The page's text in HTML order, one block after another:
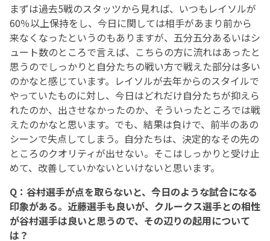
まずは過去5戦のスタッツから見れば、いつもレイソルが
60％以上保持をし、今日に関しては相手があまり前から
来なくなったというのもありますが、五分五分あるいはシ
ュート数のところで言えば、こちらの方に流れはあったと
思うのでしっかりと自分たちの戦い方で戦えた部分は多い
のかなと感じています。レイソルが去年からのスタイルで
やっていたものに対し、今日はどれだけ自分たちが抑えら
れたのか、出させなかったのか、そういったところでは戦
えたのかなと思います。でも、結果は負けで、前半のあの
シーンで失点してしまう。自分たちは、決定的なその先の
ところのクオリティが出せない。そこはしっかりと受け止
めて、改善していかないといけないと思います。
Q：谷村選手が点を取らないと、今日のような試合になる
印象がある。近藤選手も良いが、クルークス選手との相性
が谷村選手は良いと思うので、その辺りの起用について
は？